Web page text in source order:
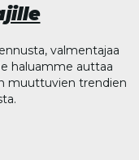
valmentajaa
haluamme auttaa
muuttuvien trendien